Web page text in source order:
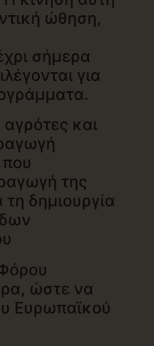
ώθηση,
σήμερα
για
και
της
δημιουργία
ώστε να
Ευρωπαϊκού